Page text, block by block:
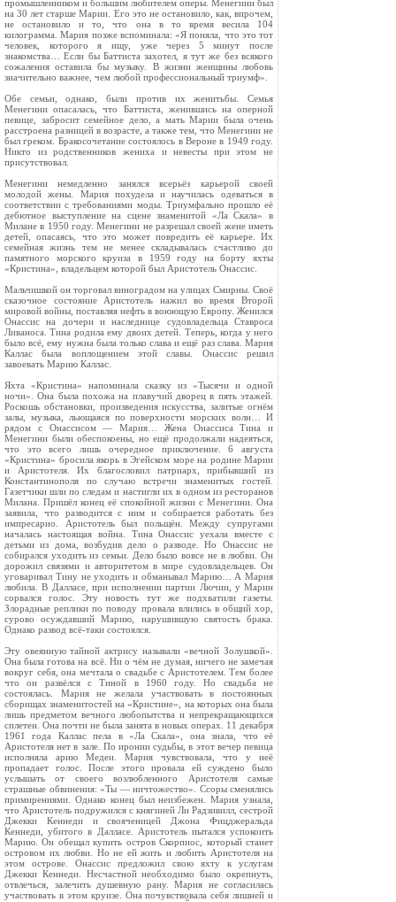
промышленником и большим любителем оперы. Менегини был
на 30 лет старше Марии. Его это не остановило, как, впрочем,
не остановило и то, что она в то время весила 104
килограмма. Мария позже вспоминала: «Я поняла, что это тот
человек, которого я ищу, уже через 5 минут после
знакомства… Если бы Баттиста захотел, я тут же без всякого
сожаления оставила бы музыку. В жизни женщины любовь
значительно важнее, чем любой профессиональный триумф».
Обе семьи, однако, были против их женитьбы. Семья
Менегини опасалась, что Баттиста, женившись на оперной
певице, забросит семейное дело, а мать Марии была очень
расстроена разницей в возрасте, а также тем, что Менегини не
был греком. Бракосочетание состоялось в Вероне в 1949 году.
Никто из родственников жениха и невесты при этом не
присутствовал.
Менегини немедленно занялся всерьёз карьерой своей
молодой жены. Мария похудела и научилась одеваться в
соответствии с требованиями моды. Триумфально прошло её
дебютное выступление на сцене знаменитой «Ла Скала» в
Милане в 1950 году. Менегини не разрешал своей жене иметь
детей, опасаясь, что это может повредить её карьере. Их
семейная жизнь тем не менее складывалась счастливо до
памятного морского круиза в 1959 году на борту яхты
«Кристина», владельцем которой был Аристотель Онассис.
Мальчишкой он торговал виноградом на улицах Смирны. Своё
сказочное состояние Аристотель нажил во время Второй
мировой войны, поставляя нефть в воюющую Европу. Женился
Онассис на дочери и наследнице судовладельца Ставроса
Ливаноса. Тина родила ему двоих детей. Теперь, когда у него
было всё, ему нужна была только слава и ещё раз слава. Мария
Каллас была воплощением этой славы. Онассис решил
завоевать Марию Каллас.
Яхта «Кристина» напоминала сказку из «Тысячи и одной
ночи». Она была похожа на плавучий дворец в пять этажей.
Роскошь обстановки, произведения искусства, залитые огнём
залы, музыка, льющаяся по поверхности морских волн… И
рядом с Онассисом — Мария… Жена Онассиса Тина и
Менегини были обеспокоены, но ещё продолжали надеяться,
что это всего лишь очередное приключение. 6 августа
«Кристина» бросила якорь в Эгейском море на родине Марии
и Аристотеля. Их благословил патриарх, прибывший из
Константинополя по случаю встречи знаменитых гостей.
Газетчики шли по следам и настигли их в одном из ресторанов
Милана. Пришёл конец её спокойной жизни с Менегини. Она
заявила, что разводится с ним и собирается работать без
импресарио. Аристотель был польщён. Между супругами
началась настоящая война. Тина Онассис уехала вместе с
детьми из дома, возбудив дело о разводе. Но Онассис не
собирался уходить из семьи. Дело было вовсе не в любви. Он
дорожил связями и авторитетом в мире судовладельцев. Он
уговаривал Тину не уходить и обманывал Марию… А Мария
любила. В Далласе, при исполнении партии Лючии, у Марин
сорвался голос. Эту новость тут же подхватили газеты.
Злорадные реплики по поводу провала влились в общий хор,
сурово осуждавший Марию, нарушившую святость брака.
Однако развод всё-таки состоялся.
Эту овеянную тайной актрису называли «вечной Золушкой».
Она была готова на всё. Ни о чём не думая, ничего не замечая
вокруг себя, она мечтала о свадьбе с Аристотелем. Тем более
что он развёлся с Тиной в 1960 году. Но свадьба не
состоялась. Мария не желала участвовать в постоянных
сборищах знаменитостей на «Кристине», на которых она была
лишь предметом вечного любопытства и непрекращающихся
сплетен. Она почти не была занята в новых операх. 11 декабря
1961 года Каллас пела в «Ла Скала», она знала, что её
Аристотеля нет в зале. По иронии судьбы, в этот вечер певица
исполняла арию Медеи. Мария чувствовала, что у неё
пропадает голос. После этого провала ей суждено было
услышать от своего возлюбленного Аристотеля самые
страшные обвинения: «Ты — ничтожество». Ссоры сменялись
примирениями. Однако конец был неизбежен. Мария узнала,
что Аристотель подружился с княгиней Ли Радзивилл, сестрой
Джекки Кеннеди и свояченицей Джона Фицджеральда
Кеннеди, убитого в Далласе. Аристотель пытался успокоить
Марию. Он обещал купить остров Скорпиос, который станет
островом их любви. Но не ей жить и любить Аристотеля на
этом острове. Онассис предложил свою яхту к услугам
Джекки Кеннеди. Несчастной необходимо было окрепнуть,
отвлечься, залечить душевную рану. Мария не согласилась
участвовать в этом круизе. Она почувствовала себя лишней и